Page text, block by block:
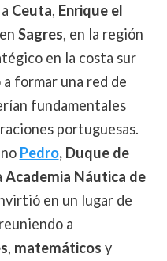
Ceuta, Enrique el
Sagres, en la región
en la costa sur
formar una red de
fundamentales
portuguesas.
Pedro, Duque de
Academia Náutica de
en un lugar de
a
, matemáticos y